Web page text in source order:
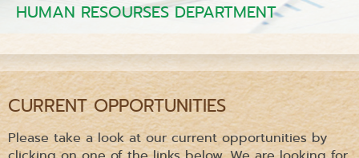
HUMAN RESOURSES DEPARTMENT
CURRENT OPPORTUNITIES
Please take a look at our current opportunities by